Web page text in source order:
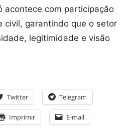
acontece com participação
civil, garantindo que o setor
legitimidade e visão
Twitter Telegram
Imprimir E-mail